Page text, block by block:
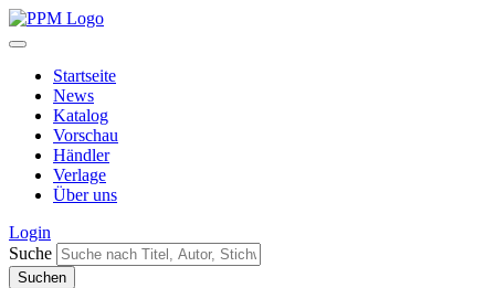
Startseite
News
Katalog
Vorschau
Händler
Verlage
Über uns
Login
Suche